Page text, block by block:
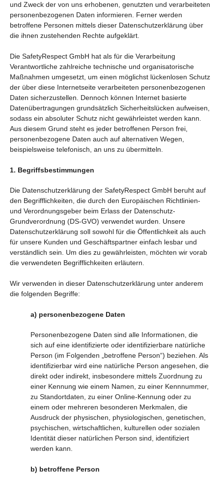
und Zweck der von uns erhobenen, genutzten und verarbeiteten
personenbezogenen Daten informieren. Ferner werden
betroffene Personen mittels dieser Datenschutzerklärung über
die ihnen zustehenden Rechte aufgeklärt.
Die SafetyRespect GmbH hat als für die Verarbeitung
Verantwortliche zahlreiche technische und organisatorische
Maßnahmen umgesetzt, um einen möglichst lückenlosen Schutz
der über diese Internetseite verarbeiteten personenbezogenen
Daten sicherzustellen. Dennoch können Internet basierte
Datenübertragungen grundsätzlich Sicherheitslücken aufweisen,
sodass ein absoluter Schutz nicht gewährleistet werden kann.
Aus diesem Grund steht es jeder betroffenen Person frei,
personenbezogene Daten auch auf alternativen Wegen,
beispielsweise telefonisch, an uns zu übermitteln.
1. Begriffsbestimmungen
Die Datenschutzerklärung der SafetyRespect GmbH beruht auf
den Begrifflichkeiten, die durch den Europäischen Richtlinien-
und Verordnungsgeber beim Erlass der Datenschutz-
Grundverordnung (DS-GVO) verwendet wurden. Unsere
Datenschutzerklärung soll sowohl für die Öffentlichkeit als auch
für unsere Kunden und Geschäftspartner einfach lesbar und
verständlich sein. Um dies zu gewährleisten, möchten wir vorab
die verwendeten Begrifflichkeiten erläutern.
Wir verwenden in dieser Datenschutzerklärung unter anderem
die folgenden Begriffe:
a) personenbezogene Daten
Personenbezogene Daten sind alle Informationen, die
sich auf eine identifizierte oder identifizierbare natürliche
Person (im Folgenden „betroffene Person“) beziehen. Als
identifizierbar wird eine natürliche Person angesehen, die
direkt oder indirekt, insbesondere mittels Zuordnung zu
einer Kennung wie einem Namen, zu einer Kennnummer,
zu Standortdaten, zu einer Online-Kennung oder zu
einem oder mehreren besonderen Merkmalen, die
Ausdruck der physischen, physiologischen, genetischen,
psychischen, wirtschaftlichen, kulturellen oder sozialen
Identität dieser natürlichen Person sind, identifiziert
werden kann.
b) betroffene Person